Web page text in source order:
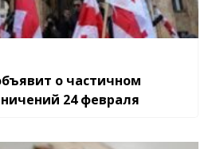
о частичном
24 февраля